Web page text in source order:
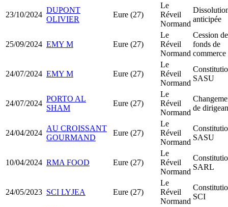
23/10/2024
DUPONT
OLIVIER
Eure (27)
Le
Réveil
Normand
anticipée
25/09/2024 EMY M Eure (27)
Le
Réveil
Normand
Cession de
fonds de
commerce
24/07/2024 EMY M Eure (27)
Le
Réveil
Normand
SASU
24/07/2024
PORTO AL
SHAM
Eure (27)
Le
Réveil
Normand
de
24/04/2024
AU CROISSANT
GOURMAND
Eure (27)
Le
Réveil
Normand
SASU
10/04/2024 RMA FOOD Eure (27)
Le
Réveil
Normand
SARL
24/05/2023 SCI LYJEA Eure (27)
Le
Réveil
Normand
SCI